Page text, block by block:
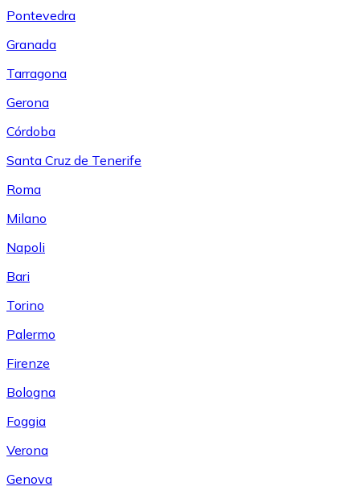
Pontevedra
Granada
Tarragona
Gerona
Córdoba
Santa Cruz de Tenerife
Roma
Milano
Napoli
Bari
Torino
Palermo
Firenze
Bologna
Foggia
Verona
Genova